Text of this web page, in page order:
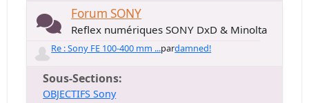
Forum SONY
Reflex numériques SONY DxD & Minolta
Re : Sony FE 100-400 mm ...pardamned!
Sous-Sections
OBJECTIFS Sony